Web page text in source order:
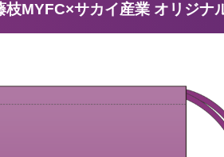
枝MYFC×サカイ産業 オリジナ